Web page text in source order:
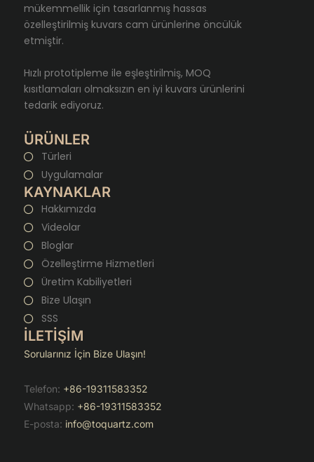
mükemmellik için tasarlanmış hassas
özelleştirilmiş kuvars cam ürünlerine öncülük
etmiştir.
Hızlı prototipleme ile eşleştirilmiş, MOQ
kısıtlamaları olmaksızın en iyi kuvars ürünlerini
tedarik ediyoruz.
ÜRÜNLER
Türleri
Uygulamalar
KAYNAKLAR
Hakkımızda
Videolar
Bloglar
Özelleştirme Hizmetleri
Üretim Kabiliyetleri
Bize Ulaşın
SSS
İLETİŞİM
Sorularınız İçin Bize Ulaşın!
Telefon: +86-19311583352
Whatsapp: +86-19311583352
E-posta: info@toquartz.com